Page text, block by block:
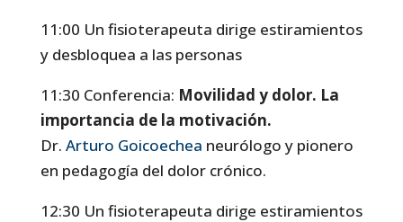
11:00 Un fisioterapeuta dirige estiramientos
y desbloquea a las personas
11:30 Conferencia: Movilidad y dolor. La
importancia de la motivación.
Dr. Arturo Goicoechea neurólogo y pionero
en pedagogía del dolor crónico.
12:30 Un fisioterapeuta dirige estiramientos